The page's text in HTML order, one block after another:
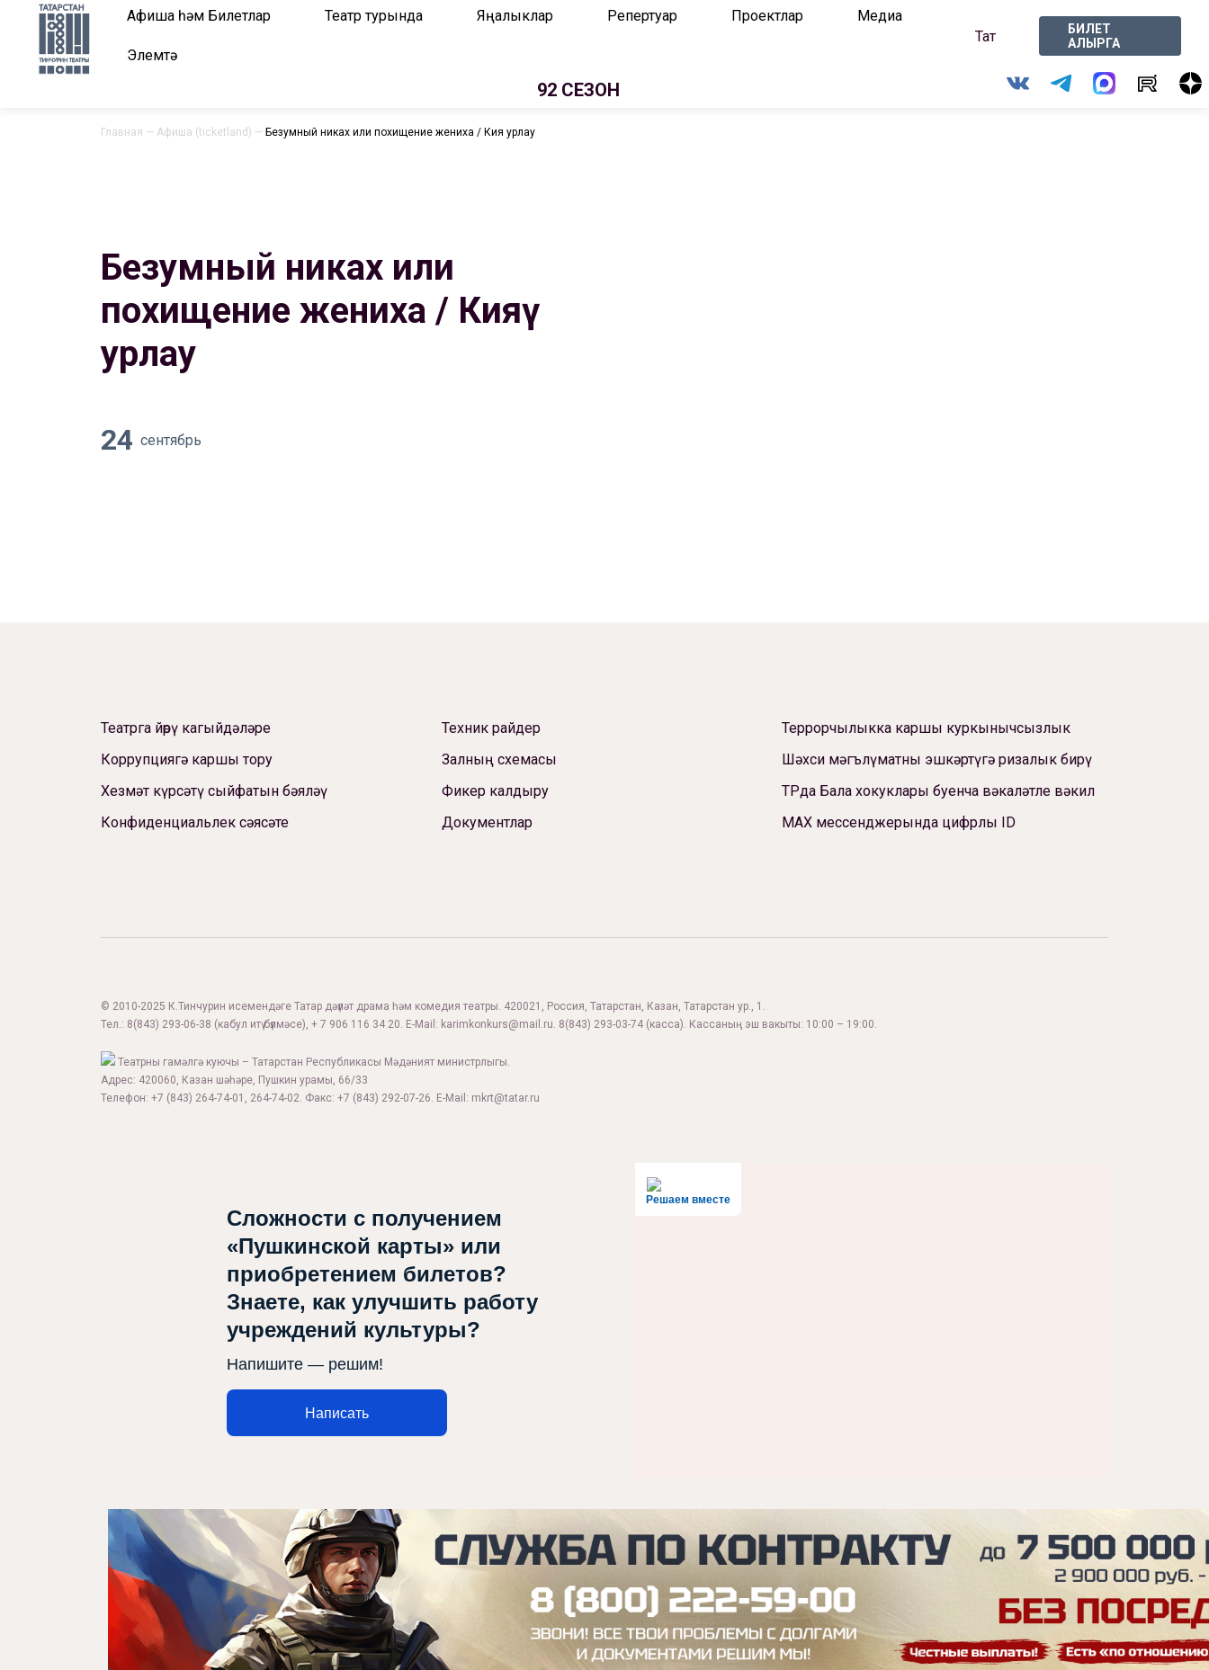
Афиша һәм Билетлар Театр турында Яңалыклар Репертуар Проектлар Медиа
Элемтә
Тат
БИЛЕТ
АЛЫРГА
92 СЕЗОН
Афиша
Театр турында
Яңалыклар
Репертуар
Проектлар
Главная — Афиша (ticketland) — Безумный никах или похищение жениха / Кияү урлау
Безумный никах или
похищение жениха / Кияү
урлау
24 сентябрь
Театрга йөрү кагыйдәләре
Коррупциягә каршы тору
Хезмәт күрсәтү сыйфатын бәяләү
Конфиденциальлек сәясәте
Техник райдер
Залның схемасы
Фикер калдыру
Документлар
Террорчылыкка каршы куркынычсызлык
Шәхси мәгълүматны эшкәртүгә ризалык бирү
ТРда Бала хокуклары буенча вәкаләтле вәкил
МАХ мессенджерында цифрлы ID
© 2010-2025 К.Тинчурин исемендәге Татар дәүләт драма һәм комедия театры. 420021, Россия, Татарстан, Казан, Татарстан ур., 1.
Тел.: 8(843) 293-06-38 (кабул итү бүлмәсе), + 7 906 116 34 20. E-Mail: karimkonkurs@mail.ru. 8(843) 293-03-74 (касса). Кассаның эш вакыты: 10:00 – 19:00.
Театрны гамәлгә куючы – Татарстан Республикасы Мәдәният министрлыгы.
Адрес: 420060, Казан шәһәре, Пушкин урамы, 66/33
Телефон: +7 (843) 264-74-01, 264-74-02. Факс: +7 (843) 292-07-26. E-Mail: mkrt@tatar.ru
Решаем вместе
Сложности с получением
«Пушкинской карты» или
приобретением билетов?
Знаете, как улучшить работу
учреждений культуры?
Напишите — решим!
Написать